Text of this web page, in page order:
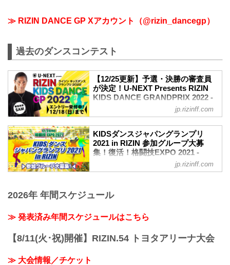
≫ RIZIN DANCE GP Xアカウント（@rizin_dancegp）
過去のダンスコンテスト
【12/25更新】予選・決勝の審査員
が決定！U-NEXT Presents RIZIN
KIDS DANCE GRANDPRIX 2022 -
RIZIN FIGHTING FEDERATION オ
フィシャルサイト
更新情報
12/25（日）更新
予選・決勝ラウンドの審査員が決定！
世界を目指す日本一のキッズダンスチー
ムを決定するダンスコンテスト『U-NEXT
ダンス界のレジェンド・SAM氏が総合プ
ームには活動資金として100万円を贈呈！
DANCEアンバサダーとして各大会でダン
jp.rizinff.com
KIDSダンスジャパングランプリ
2021 in RIZIN 参加グループ大募
集！復活！格闘技EXPO 2021 -
RIZIN FIGHTING FEDERATION オ
フィシャルサイト
ナのコミュニティアリーナで行われる
ンスジャパングランプリ2021 in RIZINが
開催されるぞ！
このKIDSダンスジャパングランプリへ参
加するグループを大募集！勝ち上がった
jp.rizinff.com
2026年 年間スケジュール
≫ 発表済み年間スケジュールはこちら
【8/11(火･祝)開催】RIZIN.54 トヨタアリーナ大会
≫ 大会情報／チケット